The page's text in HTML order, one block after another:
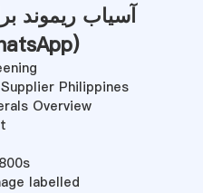
آسیاب ریموند
)
Philippines
Overview
labelled